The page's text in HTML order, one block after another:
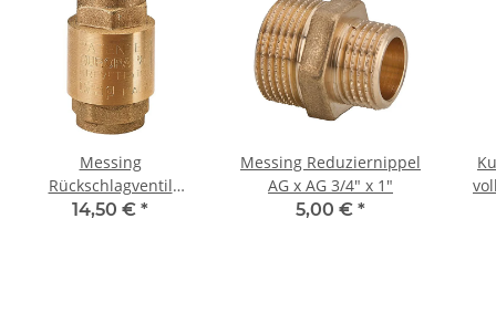
Messing
Rückschlagventil
"Europa" IG x IG 1" x 1"
14,50 € *
Messing Reduziernippel
AG x AG 3/4" x 1"
5,00 € *